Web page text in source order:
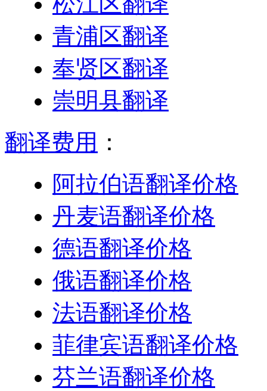
青浦区翻译
奉贤区翻译
崇明县翻译
翻译费用 ：
阿拉伯语翻译价格
丹麦语翻译价格
德语翻译价格
俄语翻译价格
法语翻译价格
菲律宾语翻译价格
芬兰语翻译价格